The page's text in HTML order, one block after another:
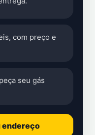
com preço e
seu gás
endereço